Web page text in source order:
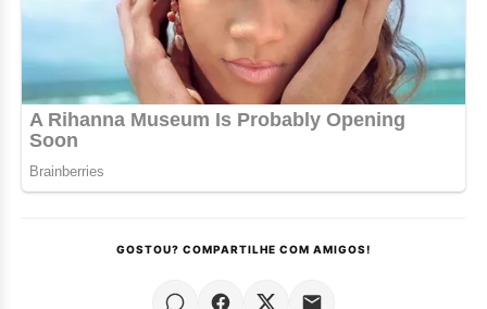
GOSTOU? COMPARTILHE COM AMIGOS!